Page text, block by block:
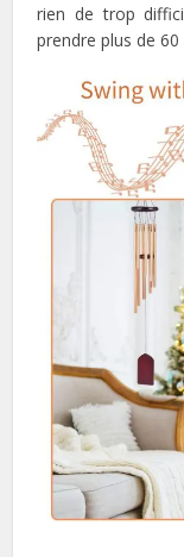
rien de trop
prendre plus de